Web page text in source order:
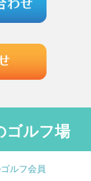
ゴルフ場
ルフ会員